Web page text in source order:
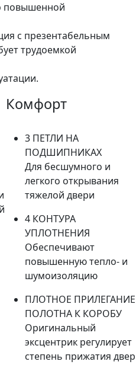
повышенной
с презентабельным
трудоемкой
Комфорт
3 ПЕТЛИ НА
ПОДШИПНИКАХ
Для бесшумного и
легкого открывания
тяжелой двери
4 КОНТУРА
УПЛОТНЕНИЯ
Обеспечивают
повышенную тепло- и
шумоизоляцию
ПЛОТНОЕ ПРИЛЕГАНИЕ
ПОЛОТНА К КОРОБУ
Оригинальный
эксцентрик регулирует
степень прижатия